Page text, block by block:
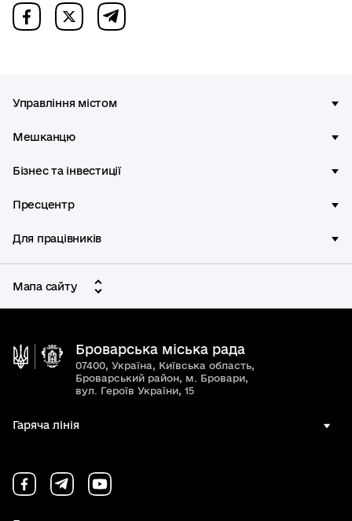
Управління містом
Мешканцю
Бізнес та інвестиції
Пресцентр
Для працівників
Мапа сайту
Броварська міська рада
07400, Україна, Київська область,
Броварський район, м. Бровари,
вул. Героїв України, 15
Гаряча лінія